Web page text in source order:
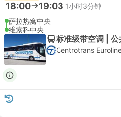
18:00 19:03 1小时3分钟
萨拉热窝中央
维索科中央
标准级带空调 | 公
Centrotrans